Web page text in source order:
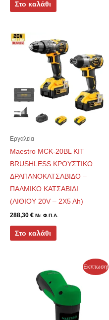
Στο καλάθι
Εργαλεία
Maestro MCK-20BL KIT
BRUSHLESS ΚΡΟΥΣΤΙΚΟ
ΔΡΑΠΑΝΟΚΑΤΣΑΒΙΔΟ –
ΠΑΛΜΙΚΟ ΚΑΤΣΑΒΙΔΙ
(ΛΙΘΙΟΥ 20V – 2X5 Ah)
288,30 € Με Φ.Π.Α.
Στο καλάθι
Έκπτωση!
price
was:
353,40 €.
τρέχουσα
τιμή
είναι:
318,06 €.